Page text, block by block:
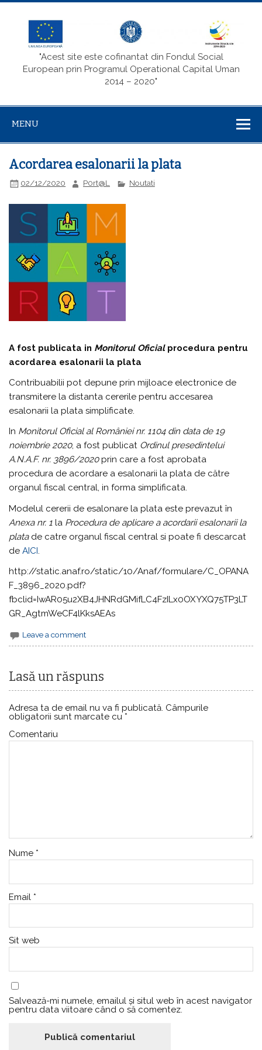
"Acest site este cofinantat din Fondul Social
European prin Programul Operational Capital Uman
2014 – 2020"
MENU
Acordarea esalonarii la plata
02/12/2020 P0rt@L Noutati
A fost publicata in Monitorul Oficialprocedura pentru
acordarea esalonarii la plata
Contribuabilii pot depune prin mijloace electronice de
transmitere la distanta cererile pentru accesarea
esalonarii la plata simplificate.
In Monitorul Oficial al României nr. 1104 din data de 19
noiembrie 2020, a fost publicat Ordinul presedintelui
A.N.A.F. nr. 3896/2020prin care a fost aprobata
procedura de acordare a esalonarii la plata de către
organul fiscal central, in forma simplificata.
Modelul cererii de esalonare la plata este prevazut în
Anexa nr. 1 la Procedura de aplicare a acordarii esalonarii la
platade catre organul fiscal central si poate fi descarcat
deAICI.
http://static.anaf.ro/static/10/Anaf/formulare/C_OPANA
F_3896_2020.pdf?
fbclid=IwAR05u2XB4JHNRdGMifLC4FzILx0OXYXQ75TP3LT
GR_AgtmWeCF4lKksAEAs
Leave a comment
Lasă un răspuns
Adresa ta de email nu va fi publicată. Câmpurile
obligatorii sunt marcate cu *
Comentariu
Nume *
Email *
Sit web
Salvează-mi numele, emailul și situl web în acest navigator
pentru data viitoare când o să comentez.